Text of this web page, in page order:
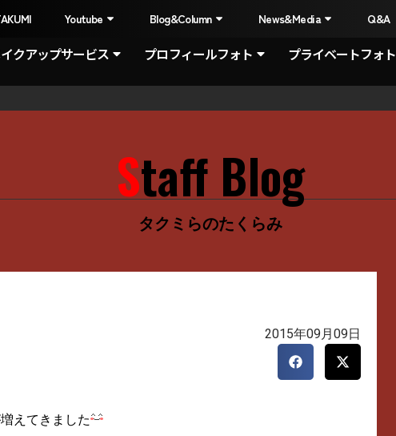
Youtube Blog&Column News&Media Q&A
クアップサービス プロフィールフォト プライベートフォト
Staff Blog
タクミらのたくらみ
2015年09月09日
えてきました